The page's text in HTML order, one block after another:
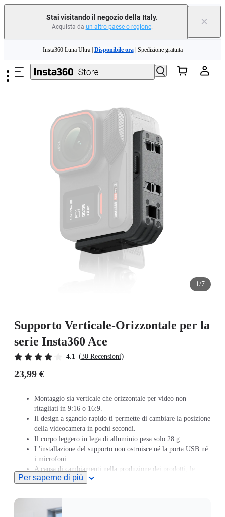
Stai visitando il negozio della Italy.
Acquista da un altro paese o regione. ×
Insta360 Luna Ultra | Disponibile ora| Spedizione gratuita
Permuta il tuo vecchio dispositivo e ottieni denaro per il tuo nuovo acquisto.｜
Scopri di più
Need shopping help? | Chat with our experts now!
Insta360 Luna Ultra | Disponibile ora | Spedizione gratuita
1/7
Supporto Verticale-Orizzontale per la
serie Insta360 Ace
4.1 (30 Recensioni)
23,99 €
Montaggio sia verticale che orizzontale per video non
ritagliati in 9:16 o 16:9.
Il design a sgancio rapido ti permette di cambiare la posizione
della videocamera in pochi secondi.
Il corpo leggero in lega di alluminio pesa solo 28 g.
L'installazione del supporto non ostruisce né la porta USB né
i microfoni.
A causa di cambiamenti nella produzione dei prodotti, le
informazioni sulla compatibilità riportate sulla confezione
compatibile anche con Insta360 Ace Pro 2/Insta360 Ace
Pro/Insta360 Ace.
Per saperne di più